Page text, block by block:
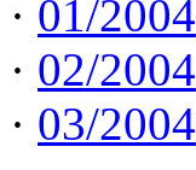
· 01/2004
· 02/2004
· 03/2004